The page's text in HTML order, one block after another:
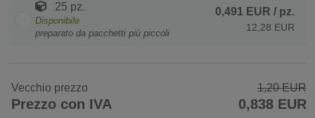
25 pz.
Disponibile
preparato da pacchetti più piccoli
0,491 EUR / pz.
12,28 EUR
Vecchio prezzo 1,20 EUR
Prezzo con IVA 0,838 EUR